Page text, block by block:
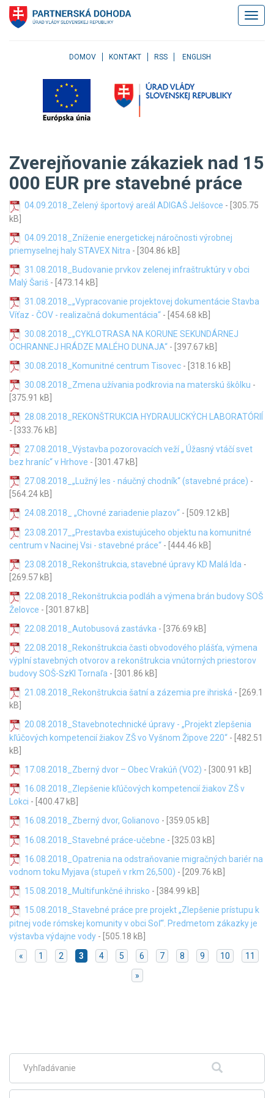
Klávesové
skratky
Skočiť
menu
na
užívateľské
menu
Skočiť
na
pätičku
stránky
DOMOV KONTAKT RSS ENGLISH
Zverejňovanie zákaziek nad 15
000 EUR pre stavebné práce
04.09.2018_Zelený športový areál ADIGAŠ Jelšovce - [305.75
kB]
04.09.2018_Zníženie energetickej náročnosti výrobnej
priemyselnej haly STAVEX Nitra - [304.86 kB]
31.08.2018_Budovanie prvkov zelenej infraštruktúry v obci
Malý Šariš - [473.14 kB]
31.08.2018_„Vypracovanie projektovej dokumentácie Stavba
Víťaz - ČOV - realizačná dokumentácia“ - [454.68 kB]
30.08.2018_„CYKLOTRASA NA KORUNE SEKUNDÁRNEJ
OCHRANNEJ HRÁDZE MALÉHO DUNAJA“ - [397.67 kB]
30.08.2018_Komunitné centrum Tisovec - [318.16 kB]
30.08.2018_Zmena užívania podkrovia na materskú škôlku -
[375.91 kB]
28.08.2018_REKONŠTRUKCIA HYDRAULICKÝCH LABORATÓRIÍ
- [333.76 kB]
27.08.2018_Výstavba pozorovacích veží „ Úžasný vtáčí svet
bez hraníc“ v Hrhove - [301.47 kB]
27.08.2018_„Lužný les - náučný chodník“ (stavebné práce) -
[564.24 kB]
24.08.2018_ „Chovné zariadenie plazov“ - [509.12 kB]
23.08.2017_„Prestavba existujúceho objektu na komunitné
centrum v Nacinej Vsi - stavebné práce“ - [444.46 kB]
23.08.2018_Rekonštrukcia, stavebné úpravy KD Malá Ida -
[269.57 kB]
22.08.2018_Rekonštrukcia podláh a výmena brán budovy SOŠ
Želovce - [301.87 kB]
22.08.2018_Autobusová zastávka - [376.69 kB]
22.08.2018_Rekonštrukcia časti obvodového plášťa, výmena
výplní stavebných otvorov a rekonštrukcia vnútorných priestorov
budovy SOŠ-SzKI Tornaľa - [301.86 kB]
21.08.2018_Rekonštrukcia šatní a zázemia pre ihriská - [269.1
kB]
20.08.2018_Stavebnotechnické úpravy - „Projekt zlepšenia
kľúčových kompetencií žiakov ZŠ vo Vyšnom Žipove 220“ - [482.51
kB]
17.08.2018_Zberný dvor – Obec Vrakúň (VO2) - [300.91 kB]
16.08.2018_Zlepšenie kľúčových kompetencií žiakov ZŠ v
Lokci - [400.47 kB]
16.08.2018_Zberný dvor, Golianovo - [359.05 kB]
16.08.2018_Stavebné práce-učebne - [325.03 kB]
16.08.2018_Opatrenia na odstraňovanie migračných bariér na
vodnom toku Myjava (stupeň v rkm 26,500) - [209.76 kB]
15.08.2018_Multifunkčné ihrisko - [384.99 kB]
15.08.2018_Stavebné práce pre projekt „Zlepšenie prístupu k
pitnej vode rómskej komunity v obci Soľ“. Predmetom zákazky je
výstavba výdajne vody - [505.18 kB]
«
1 2 3 4 5 6 7 8 9 10
11
»
menuFulltextové
Hľadať